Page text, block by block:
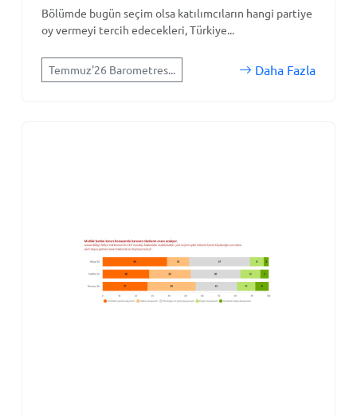
Bölümde bugün seçim olsa katılımcıların hangi partiye
oy vermeyi tercih edecekleri, Türkiye...
Temmuz'26 Barometres... Daha Fazla